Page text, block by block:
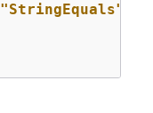
"StringEquals"